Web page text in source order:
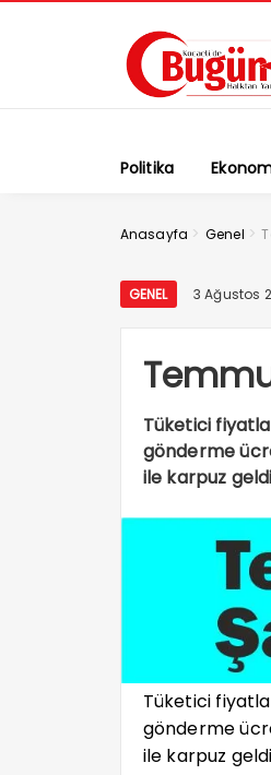
Politika
Anasayfa > Genel >
GENEL 3 Ağustos
Tüketici
gönderme
ile karpuz
Tüketici
gönderme
ile karpuz